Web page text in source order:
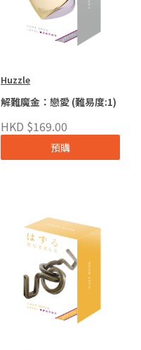
Huzzle
解難魔金：戀愛 (難易度:1)
HKD $169.00
預購